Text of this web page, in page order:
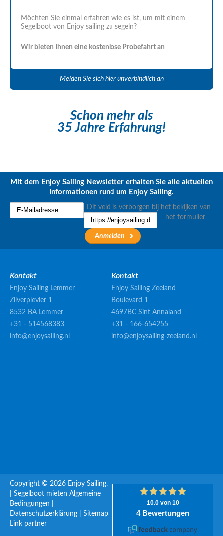
Möchten Sie einmal erfahren wie es ist, um mit einem
Segelboot von Enjoy sailing zu segeln?
Wir bieten Ihnen eine kostenlose Probefahrt an
Melden Sie sich hier unverbindlich an
Schon mehr als
35 Jahre Erfahrung!
Mit dem Enjoy Sailing Newsletter erhalten Sie alle aktuellen
Informationen rund um Enjoy Sailing.
Dit veld is verborgen bij het bekijken van
het formulier
Kontakt
Enjoy Sailing Lemmer
Zilverplevier 1
8532 BA Lemmer
+31 - 514568383
info@enjoysailing.nl
Kontakt
Enjoy Sailing Zeeland
Boulevard 1
4697BC Sint Annaland
+31 - 166-654255
info@enjoysailing-zeeland.nl
Copyright © 2026 Enjoy Sailing.
Segelboot mieten Algemeine
Bedingungen
Datenschutzerklärung
Sitemap
Link partner